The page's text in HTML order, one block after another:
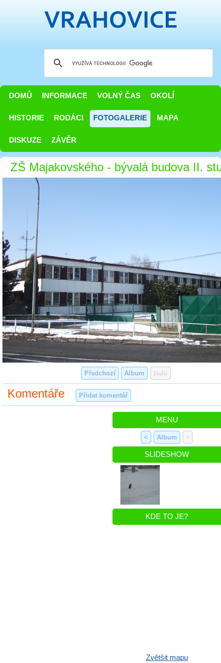
DOMŮ INFORMACE VOLNÝ ČAS OKOLÍ
HISTORIE RODÁCI FOTOGALERIE MAPA
DISKUZE ZÁVĚR
ZŠ Majakovského - bývalá budova II.
Předchozí Album Další
Komentáře Přidat komentář
MENU
< Album >
SLIDESHOW
KDE TO JE?
Zvětšit mapu